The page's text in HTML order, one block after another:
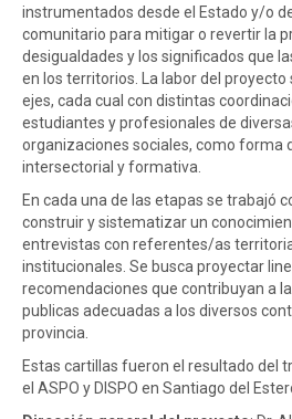
instrumentados desde el Estado y/o
comunitario para mitigar o revertir la
desigualdades y los significados que
en los territorios. La labor del
ejes, cada cual con distintas
estudiantes y profesionales de
organizaciones sociales, como forma
intersectorial y formativa.
En cada una de las etapas se trabajó
construir y sistematizar un
entrevistas con referentes/as
institucionales. Se busca proyectar
recomendaciones que contribuyan a
publicas adecuadas a los diversos
provincia.
Estas cartillas fueron el resultado del
el ASPO y DISPO en Santiago del